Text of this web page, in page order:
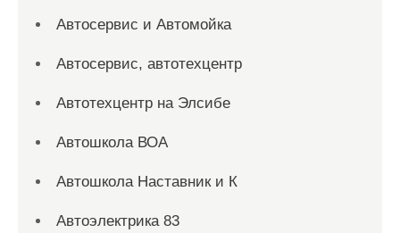
Автосервис и Автомойка
Автосервис, автотехцентр
Автотехцентр на Элсибе
Автошкола ВОА
Автошкола Наставник и К
Автоэлектрика 83